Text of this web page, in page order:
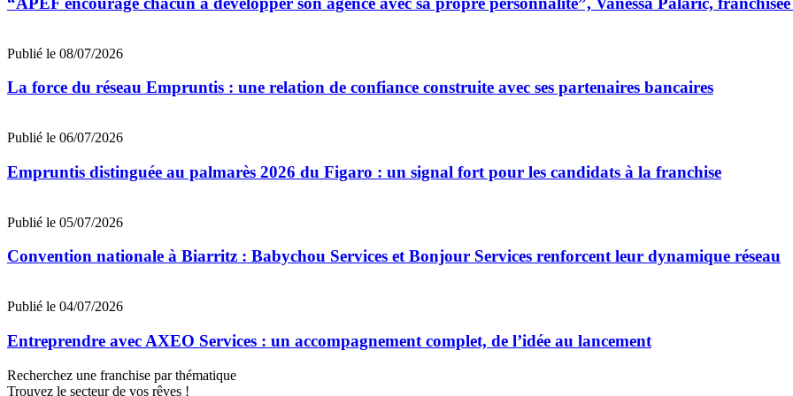
Publié le 08/07/2026
La force du réseau Empruntis : une relation de confiance construite avec ses partenaires bancaires
Publié le 06/07/2026
Empruntis distinguée au palmarès 2026 du Figaro : un signal fort pour les candidats à la franchise
Publié le 05/07/2026
Convention nationale à Biarritz : Babychou Services et Bonjour Services renforcent leur dynamique réseau
Publié le 04/07/2026
Entreprendre avec AXEO Services : un accompagnement complet, de l’idée au lancement
Recherchez une franchise par thématique
Trouvez le secteur de vos rêves !